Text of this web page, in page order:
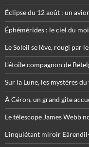
Éclipse du 12 août : un
Éphémérides : le ciel du
Le Soleil se lève, rougi par
L’étoile compagnon de
Sur la Lune, les mystères
À Céron, un grand gîte
Le télescope James Webb
L’inquiétant miroir